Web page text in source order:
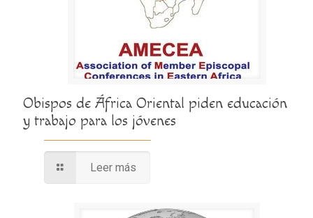
Obispos de África Oriental piden educación
y trabajo para los jóvenes
Leer más